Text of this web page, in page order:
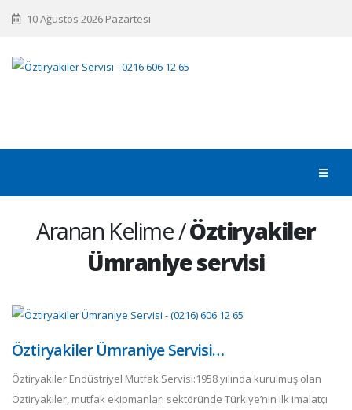
10 Ağustos 2026 Pazartesi
Aranan Kelime /Öztiryakiler
Ümraniye servisi
Öztiryakiler Ümraniye Servisi…
Öztiryakiler Endüstriyel Mutfak Servisi:1958 yılında kurulmuş olan
Öztiryakiler, mutfak ekipmanları sektöründe Türkiye’nin ilk imalatçı